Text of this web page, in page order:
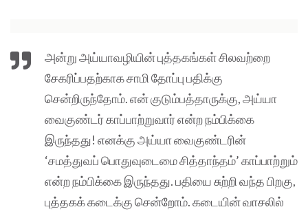
அன்று அய்யாவழியின் புத்தகங்கள் சிலவற்றை
சேகரிப்பதற்காக சாமி தோப்பு பதிக்கு
சென்றிருந்தோம். என் குடும்பத்தாருக்கு, அய்யா
வைகுண்டர் காப்பாற்றுவார் என்ற நம்பிக்கை
இருந்தது! எனக்கு அய்யா வைகுண்டரின்
‘சமத்துவப் பொதுவுடைமை சித்தாந்தம்’ காப்பாற்றும்
என்ற நம்பிக்கை இருந்தது. பதியை சுற்றி வந்த பிறகு,
புத்தகக் கடைக்கு சென்றோம். கடையின் வாசலில்